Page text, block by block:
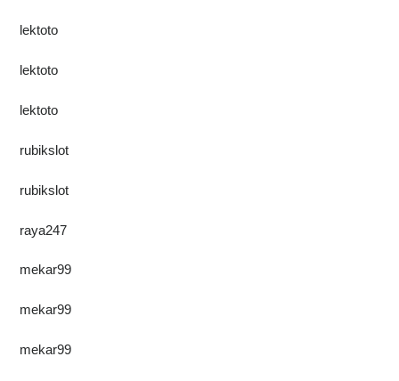
lektoto
lektoto
lektoto
rubikslot
rubikslot
raya247
mekar99
mekar99
mekar99